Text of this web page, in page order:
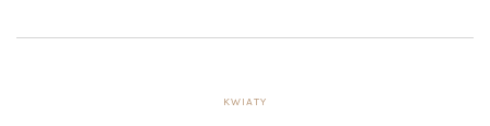
KWIATY